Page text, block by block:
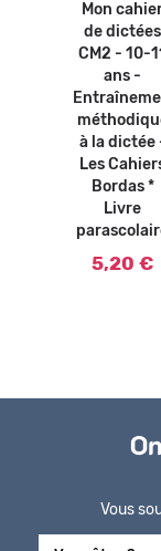
Mon
de dictées
CM2 - 10-
ans -
à la dictée
Les
Bordas *
Livre
5,20 €
Vous